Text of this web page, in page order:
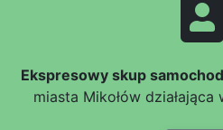
Ekspresowy skup
miasta Mikołów